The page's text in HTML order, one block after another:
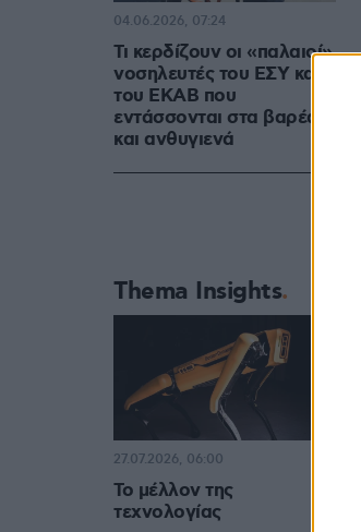
Τι κερδίζουν οι «παλαιοί»
νοσηλευτές του ΕΣΥ και
του ΕΚΑΒ που
εντάσσονται στα βαρέα
και ανθυγιενά
04.06.2026, 07:24
Thema Insights
Το μέλλον της
τεχνολογίας
27.07.2026, 06:00